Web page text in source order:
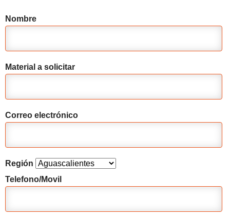
Nombre
Material a solicitar
Correo electrónico
Región
Telefono/Movil